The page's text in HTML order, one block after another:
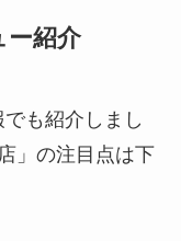
ー紹介
も紹介しまし
」の注目点は下